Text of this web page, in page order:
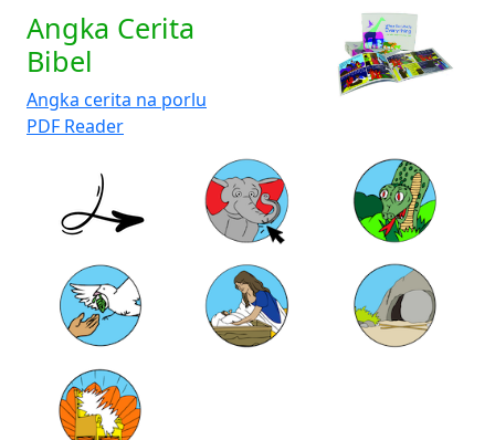
Angka Cerita
Bibel
Angka cerita na porlu
PDF Reader